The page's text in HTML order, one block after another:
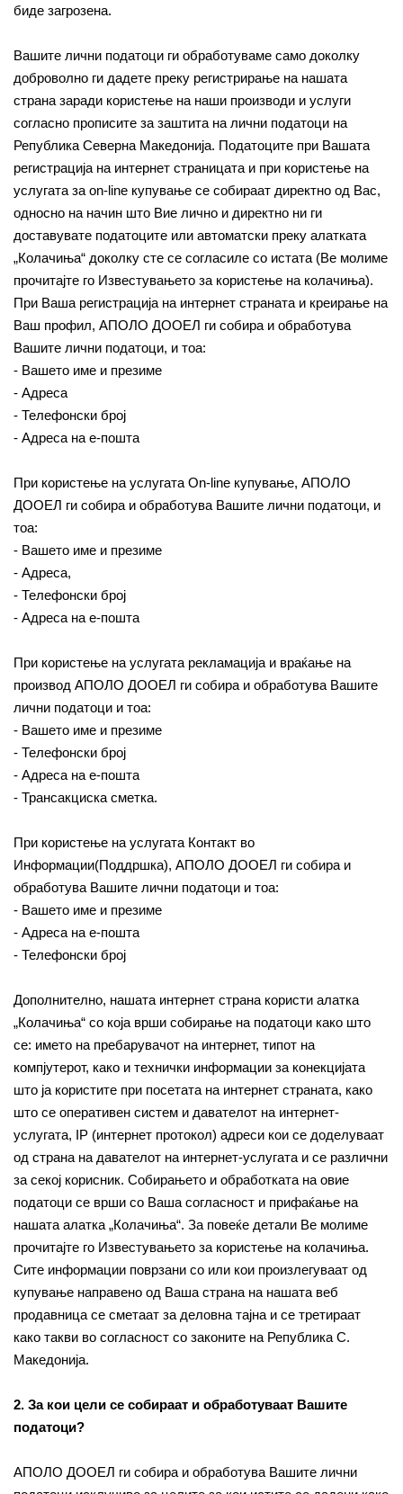
биде загрозена.
Вашите лични податоци ги обработуваме само доколку
доброволно ги дадете преку регистрирање на нашата
страна заради користење на наши производи и услуги
согласно прописите за заштита на лични податоци на
Република Северна Македонија. Податоците при Вашата
регистрација на интернет страницата и при користење на
услугата за on-line купување се собираат директно од Вас,
односно на начин што Вие лично и директно ни ги
доставувате податоците или автоматски преку алатката
„Колачиња“ доколку сте се согласиле со истата (Ве молиме
прочитајте го Известувањето за користење на колачиња).
При Ваша регистрација на интернет страната и креирање на
Ваш профил, АПОЛО ДООЕЛ ги собира и обработува
Вашите лични податоци, и тоа:
- Вашето име и презиме
- Адреса
- Телефонски број
- Адреса на е-пошта
При користење на услугата On-line купување, АПОЛО
ДООЕЛ ги собира и обработува Вашите лични податоци, и
тоа:
- Вашето име и презиме
- Адреса,
- Телефонски број
- Адреса на е-пошта
При користење на услугата рекламација и враќање на
производ АПОЛО ДООЕЛ ги собира и обработува Вашите
лични податоци и тоа:
- Вашето име и презиме
- Телефонски број
- Адреса на е-пошта
- Трансакциска сметка.
При користење на услугата Контакт во
Информации(Поддршка), АПОЛО ДООЕЛ ги собира и
обработува Вашите лични податоци и тоа:
- Вашето име и презиме
- Адреса на е-пошта
- Телефонски број
Дополнително, нашата интернет страна користи алатка
„Колачиња“ со која врши собирање на податоци како што
се: името на пребарувачот на интернет, типот на
компјутерот, како и технички информации за конекцијата
што ја користите при посетата на интернет страната, како
што се оперативен систем и давателот на интернет-
услугата, IP (интернет протокол) адреси кои се доделуваат
од страна на давателот на интернет-услугата и се различни
за секој корисник. Собирањето и обработката на овие
податоци се врши со Ваша согласност и прифаќање на
нашата алатка „Колачиња“. За повеќе детали Ве молиме
прочитајте го Известувањето за користење на колачиња.
Сите информации поврзани со или кои произлегуваат од
купување направено од Ваша страна на нашата веб
продавница се сметаат за деловна тајна и се третираат
како такви во согласност со законите на Република С.
Македонија.
2. За кои цели се собираат и обработуваат Вашите
податоци?
АПОЛО ДООЕЛ ги собира и обработува Вашите лични